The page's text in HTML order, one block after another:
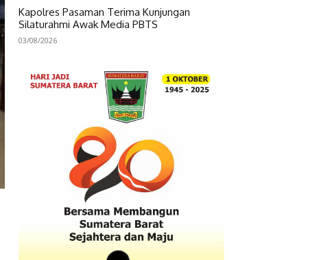
Kapolres Pasaman Terima Kunjungan
Silaturahmi Awak Media PBTS
03/08/2026